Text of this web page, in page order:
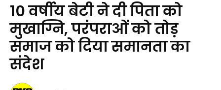
10 वर्षीय बेटी ने दी पिता को
मुखाग्नि, परंपराओं को तोड़
समाज को दिया समानता का
संदेश